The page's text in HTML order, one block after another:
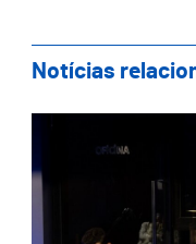
Notícias
Arranca hoje